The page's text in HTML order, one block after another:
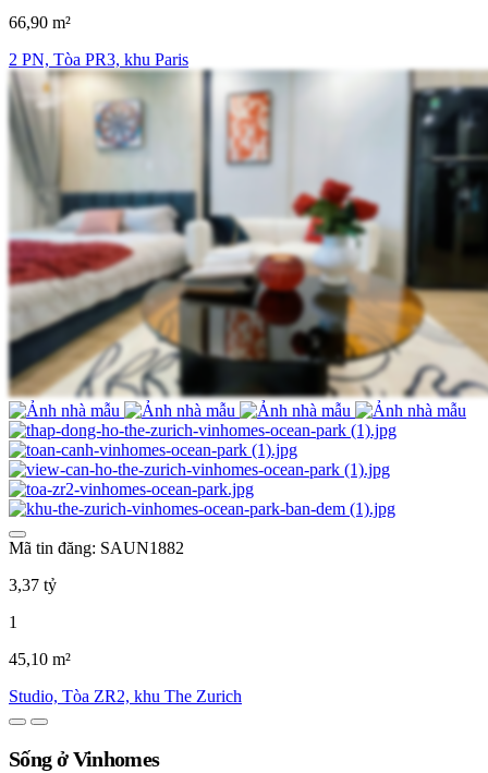
66,90 m²
2 PN, Tòa PR3, khu Paris
Mã tin đăng: SAUN1882
3,37 tỷ
1
45,10 m²
Studio, Tòa ZR2, khu The Zurich
Sống ở Vinhomes